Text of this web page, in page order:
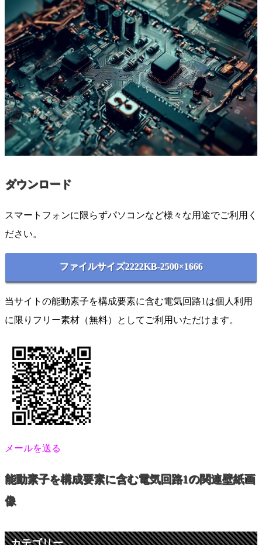
ダウンロード
スマートフォンに限らずパソコンなど様々な用途でご利用く
ださい。
ファイルサイズ2222KB-2500×1666
当サイトの能動素子を構成要素に含む電気回路1は個人利用
に限りフリー素材（無料）としてご利用いただけます。
メールを送る
能動素子を構成要素に含む電気回路1の関連壁紙画
像